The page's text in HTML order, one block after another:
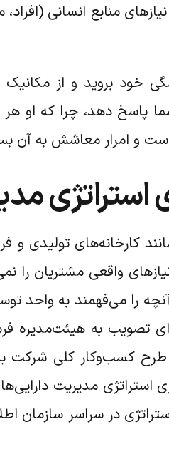
منابع انسانی
خود بروید و از مکانیک
پاسخ دهد، چرا که او
و امرار معاشش به آن
کارخانه‌های تولیدی و
واقعی مشتریان را
را می‌فهمند به واحد
تصویب به هیئت‌مدیره
کسب‌وکار کلی شرکت
استراتژی مدیریت
در سراسر سازمان